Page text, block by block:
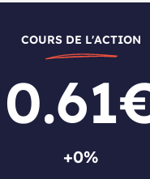
COURS DE L'ACTION
+0%